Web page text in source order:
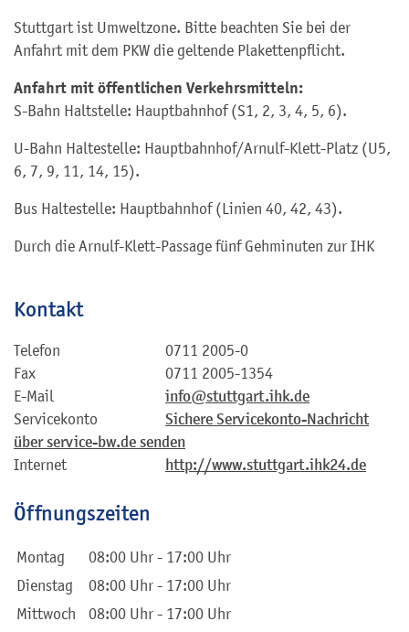
Stuttgart ist Umweltzone. Bitte beachten Sie bei der
Anfahrt mit dem PKW die geltende Plakettenpflicht.
Anfahrt mit öffentlichen Verkehrsmitteln:
S-Bahn Haltstelle: Hauptbahnhof (S1, 2, 3, 4, 5, 6).
U-Bahn Haltestelle: Hauptbahnhof/Arnulf-Klett-Platz (U5,
6, 7, 9, 11, 14, 15).
Bus Haltestelle: Hauptbahnhof (Linien 40, 42, 43).
Durch die Arnulf-Klett-Passage fünf Gehminuten zur IHK
Kontakt
Telefon
0711 2005-0
Fax
0711 2005-1354
E-Mail
info@stuttgart.ihk.de
Servicekonto
Sichere Servicekonto-Nachricht
über service-bw.de senden
Internet http://www.stuttgart.ihk24.de
Öffnungszeiten
Montag 08:00 Uhr- 17:00 Uhr
Dienstag
08:00 Uhr- 17:00 Uhr
Mittwoch
08:00 Uhr- 17:00 Uhr